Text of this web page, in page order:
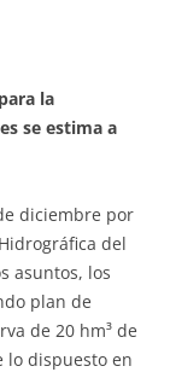
la
se estima a
diciembre por
del
asuntos, los
plan de
de 20 hm³ de
lo dispuesto en